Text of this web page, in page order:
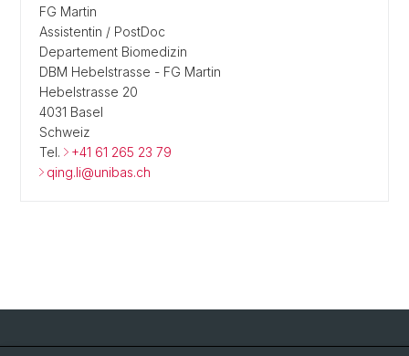
FG Martin
Assistentin / PostDoc
Departement Biomedizin
DBM Hebelstrasse - FG Martin
Hebelstrasse 20
4031 Basel
Schweiz
Tel.
+41 61 265 23 79
qing.li@unibas.ch